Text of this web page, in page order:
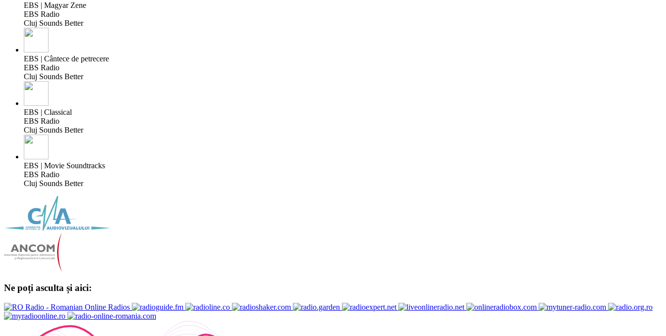
EBS | Magyar Zene
EBS Radio
Cluj Sounds Better
EBS | Cântece de petrecere
EBS Radio
Cluj Sounds Better
EBS | Classical
EBS Radio
Cluj Sounds Better
EBS | Movie Soundtracks
EBS Radio
Cluj Sounds Better
Ne poți asculta și aici: